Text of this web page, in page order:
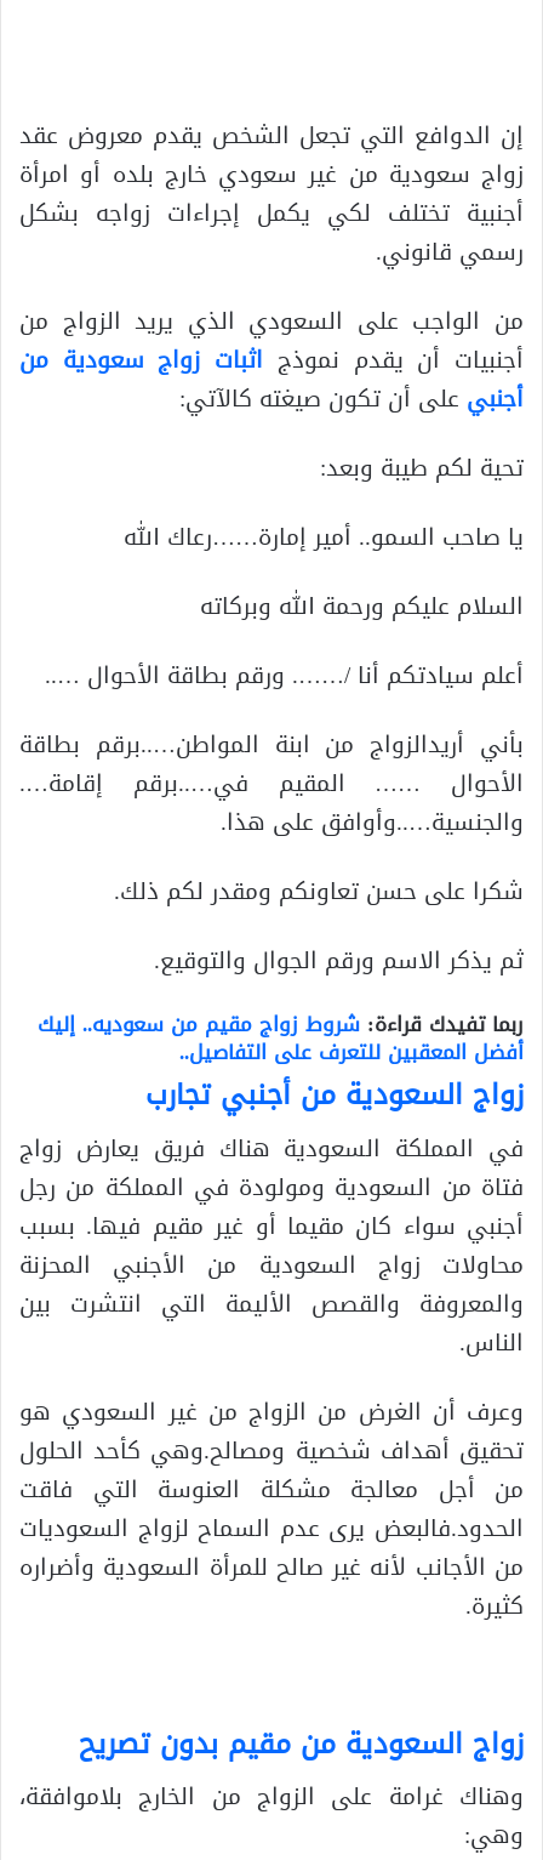
إن الدوافع التي تجعل الشخص يقدم معروض عقد
زواج سعودية من غير سعودي خارج بلده أو امرأة
أجنبية تختلف لكي يكمل إجراءات زواجه بشكل
رسمي قانوني.
من الواجب على السعودي الذي يريد الزواج من
أجنبيات أن يقدم نموذج اثبات زواج سعودية من
أجنبي على أن تكون صيغته كالآتي:
تحية لكم طيبة وبعد:
يا صاحب السمو.. أمير إمارة……رعاك الله
السلام عليكم ورحمة الله وبركاته
أعلم سيادتكم أنا /……. ورقم بطاقة الأحوال …..
بأني أريدالزواج من ابنة المواطن…..برقم بطاقة
الأحوال …… المقيم في…..برقم إقامة….
والجنسية…..وأوافق على هذا.
شكرا على حسن تعاونكم ومقدر لكم ذلك.
ثم يذكر الاسم ورقم الجوال والتوقيع.
ربما تفيدك قراءة: شروط زواج مقيم من سعوديه.. إليك
أفضل المعقبين للتعرف على التفاصيل..
زواج السعودية من أجنبي تجارب
في المملكة السعودية هناك فريق يعارض زواج
فتاة من السعودية ومولودة في المملكة من رجل
أجنبي سواء كان مقيما أو غير مقيم فيها. بسبب
محاولات زواج السعودية من الأجنبي المحزنة
والمعروفة والقصص الأليمة التي انتشرت بين
الناس.
وعرف أن الغرض من الزواج من غير السعودي هو
تحقيق أهداف شخصية ومصالح.وهي كأحد الحلول
من أجل معالجة مشكلة العنوسة التي فاقت
الحدود.فالبعض يرى عدم السماح لزواج السعوديات
من الأجانب لأنه غير صالح للمرأة السعودية وأضراره
كثيرة.
زواج السعودية من مقيم بدون تصريح
وهناك غرامة على الزواج من الخارج بلاموافقة،
وهي: